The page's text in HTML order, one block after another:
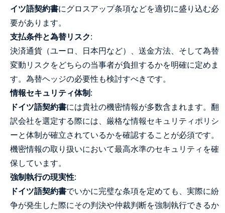
イツ語契約書にグロスアップ条項などを適切に盛り込む必
要があります。
支払条件と為替リスク:
決済通貨（ユーロ、日本円など）、送金方法、そして為替
変動リスクをどちらの当事者が負担するかを明確に定めま
す。為替ヘッジの必要性も検討すべきです。
情報セキュリティ体制 :
ドイツ語契約書には貴社の機密情報が多数含まれます。翻
訳会社を選定する際には、厳格な情報セキュリティポリシ
ーと体制が確立されているかを確認することが必須です。
機密情報の取り扱いにおいて最高水準のセキュリティを確
保しています。
強制執行の現実性:
ドイツ語契約書でいかに完璧な条項を定めても、実際に紛
争が発生した際にその判決や仲裁判断を強制執行できるか